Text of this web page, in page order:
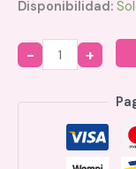
Disponibilidad:
Quantity